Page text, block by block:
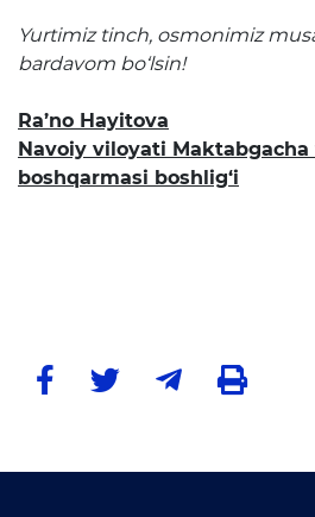
Yordam
Akkreditatsiya
Infografika
Yangiliklar
Yurtimiz tinch, osmonimiz
bardavom bo‘lsin!
Ra’no Hayitova
Navoiy viloyati
boshqarmasi boshlig‘i